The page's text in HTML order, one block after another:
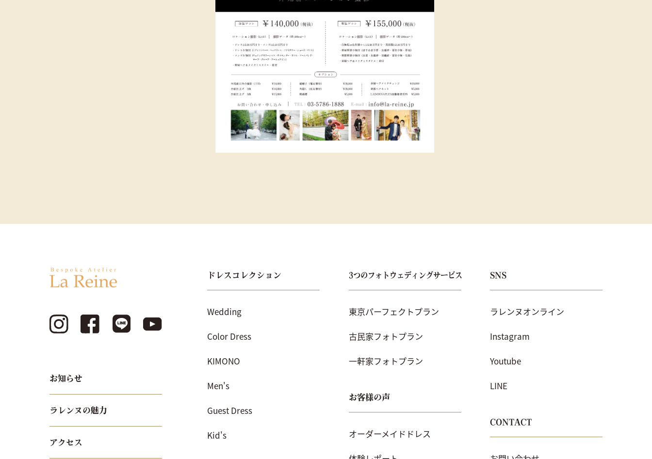
お知らせ
ラレンヌの魅力
アクセス
ドレスコレクション
Wedding
Color Dress
KIMONO
Men's
Guest Dress
Kid's
3つのフォトウェディングサービス
東京パーフェクトプラン
古民家フォトプラン
一軒家フォトプラン
お客様の声
オーダーメイドドレス
SNS
ラレンヌオンライン
Instagram
Youtube
LINE
CONTACT